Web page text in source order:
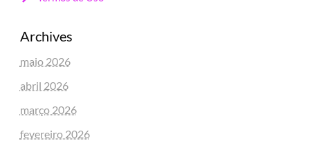
Archives
maio 2026
abril 2026
março 2026
fevereiro 2026